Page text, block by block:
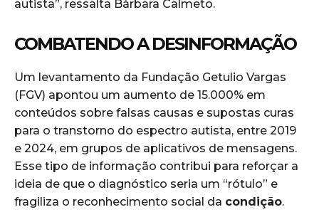
autista”, ressalta Bárbara Calmeto.
COMBATENDO A DESINFORMAÇÃO
Um levantamento da Fundação Getulio Vargas
(FGV) apontou um aumento de 15.000% em
conteúdos sobre falsas causas e supostas curas
para o transtorno do espectro autista, entre 2019
e 2024, em grupos de aplicativos de mensagens.
Esse tipo de informação contribui para reforçar a
ideia de que o diagnóstico seria um “rótulo” e
fragiliza o reconhecimento social da condição.